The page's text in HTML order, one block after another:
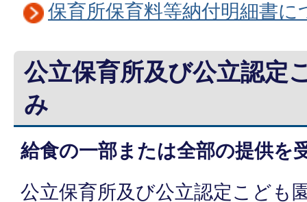
保育所保育料等納付明細書に
公立保育所及び公立認定
給食の一部または全部の提供を
公立保育所及び公立認定こども